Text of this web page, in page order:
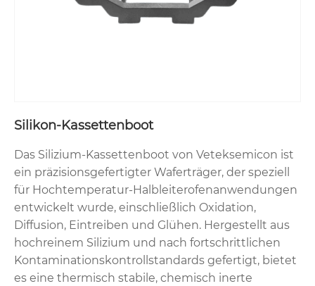
Silikon-Kassettenboot
Das Silizium-Kassettenboot von Veteksemicon ist
ein präzisionsgefertigter Waferträger, der speziell
für Hochtemperatur-Halbleiterofenanwendungen
entwickelt wurde, einschließlich Oxidation,
Diffusion, Eintreiben und Glühen. Hergestellt aus
hochreinem Silizium und nach fortschrittlichen
Kontaminationskontrollstandards gefertigt, bietet
es eine thermisch stabile, chemisch inerte